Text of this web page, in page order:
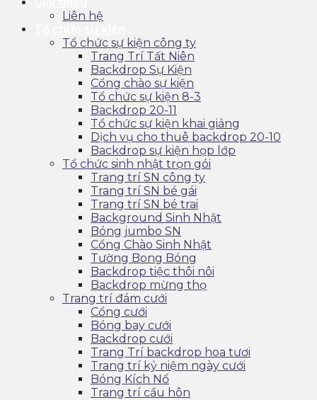
Liên hệ
Tổ chức sự kiện công ty
Trang Trí Tất Niên
Backdrop Sự Kiện
Cổng chào sự kiện
Tổ chức sự kiện 8-3
Backdrop 20-11
Tổ chức sự kiện khai giảng
Dịch vụ cho thuê backdrop 20-10
Backdrop sự kiện họp lớp
Tổ chức sinh nhật trọn gói
Trang trí SN công ty
Trang trí SN bé gái
Trang trí SN bé trai
Background Sinh Nhật
Bóng jumbo SN
Cổng Chào Sinh Nhật
Tường Bong Bóng
Backdrop tiệc thôi nôi
Backdrop mừng thọ
Trang trí đám cưới
Cổng cưới
Bóng bay cưới
Backdrop cưới
Trang Trí backdrop hoa tươi
Trang trí kỷ niệm ngày cưới
Bóng Kích Nổ
Trang trí cầu hôn